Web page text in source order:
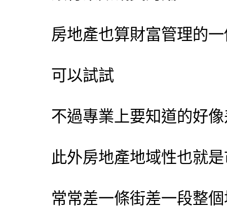
房地產也算財富管理的
可以試試
不過專業上要知道的好
此外房地產地域性也就
常常差一條街差一段整